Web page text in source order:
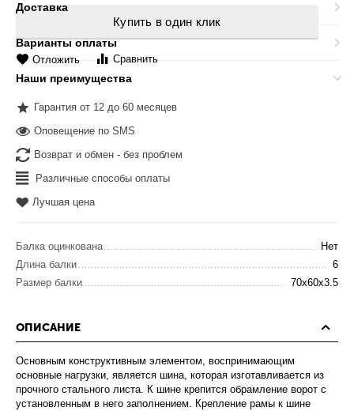
Купить в один клик
Отложить Сравнить
Доставка
Варианты оплаты
Наши преимущества
Гарантия от 12 до 60 месяцев
Оповещение по SMS
Возврат и обмен - без проблем
Различные способы оплаты
Лучшая цена
Балка оцинкована
Нет
Длина балки
6
Размер балки
70x60x3.5
ОПИСАНИЕ
Основным конструктивным элементом, воспринимающим
основные нагрузки, является шина, которая изготавливается из
прочного стального листа. К шине крепится обрамление ворот с
установленным в него заполнением. Крепление рамы к шине